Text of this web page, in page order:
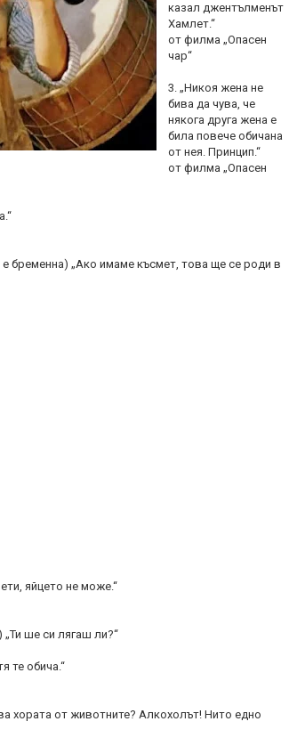
казал джентълменът
Хамлет.“
от филма „Опасен
чар“
3. „Никоя жена не
бива да чува, че
някога друга жена е
била повече обичана
от нея. Принцип.“
от филма „Опасен
бременна) „Ако имаме късмет, това ще се роди в
яйцето не може.“
ше си лягаш ли?“
те обича.“
хората от животните? Алкохолът! Нито едно